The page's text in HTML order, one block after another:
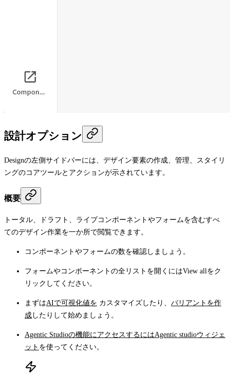
設計オプション
Designの左側サイドバーには、デザイン要素の作成、管理、スタイリ
ングのコアツールとアクションが示されています。
概要
トータル、ドラフト、ライブコンポーネントやフォームを含むすべ
てのデザイン作業を一か所で閲覧できます。
コンポーネントやフォームの数を確認しましょう。
フォームやコンポーネントの全リストを開くにはView allをク
リックしてください。
まずはAIで可視化値を カスタマイズしたり、 バリアントを作
成 したりして始めましょう。
Agentic Studioの機能にアクセスするにはAgentic studioウィジェ
ット を使ってください。